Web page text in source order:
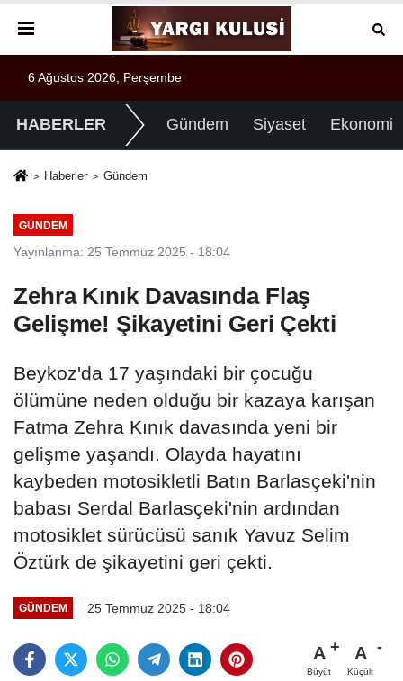
6 Ağustos 2026, Perşembe
HABERLER Gündem Siyaset Ekonomi
Haberler Gündem
GÜNDEM
Yayınlanma: 25 Temmuz 2025 - 18:04
Zehra Kınık Davasında Flaş
Gelişme! Şikayetini Geri Çekti
Beykoz'da 17 yaşındaki bir çocuğu
ölümüne neden olduğu bir kazaya karışan
Fatma Zehra Kınık davasında yeni bir
gelişme yaşandı. Olayda hayatını
kaybeden motosikletli Batın Barlasçeki'nin
babası Serdal Barlasçeki'nin ardından
motosiklet sürücüsü sanık Yavuz Selim
Öztürk de şikayetini geri çekti.
GÜNDEM 25 Temmuz 2025 - 18:04
A
Büyüt
A
Küçült